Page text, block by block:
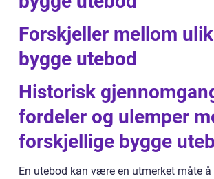
Forskjeller mellom
bygge utebod
Historisk
fordeler og ulemper
forskjellige bygge
En utebod kan være en utmerket måte